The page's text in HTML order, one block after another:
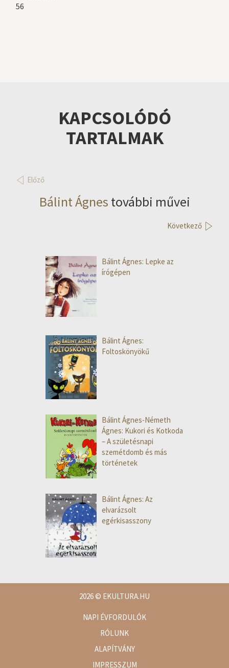
56
KAPCSOLÓDÓ
TARTALMAK
Előző
Bálint Ágnes további művei
Következő
Bálint Ágnes: Lepke az
írógépen
Bálint Ágnes:
Foltoskönyökű
Bálint Ágnes-Németh
Ágnes: Kukori és Kotkoda
– A születésnapi
szemétdomb és más
történetek
Bálint Ágnes: Az
elvarázsolt
egérkisasszony
2026© EKULTURA.HU
NAPI ÉVFORDULÓK
RÓLUNK
ALAPÍTVÁNY
IMPRESSZUM